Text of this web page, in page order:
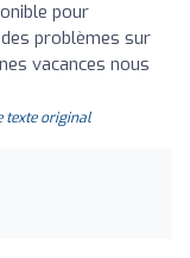
pour
problèmes sur
vacances nous
texte original